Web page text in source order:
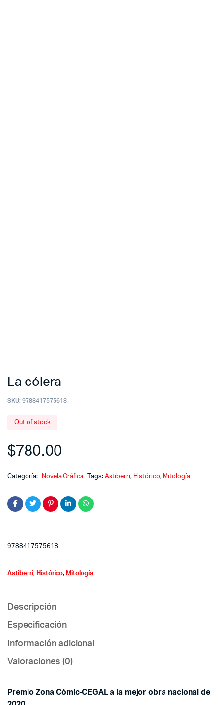
La cólera
SKU: 9788417575618
Out of stock
$780.00
Categoría: Novela Gráfica Tags:Astiberri, Histórico, Mitología
9788417575618
Astiberri, Histórico, Mitología
Descripción
Especificación
Información adicional
Valoraciones (0)
Premio Zona Cómic-CEGAL a la mejor obra nacional de